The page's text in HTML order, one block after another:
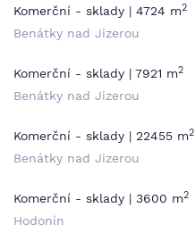
Komerční - sklady | 4724 m2
Benátky nad Jizerou
Komerční - sklady | 7921 m2
Benátky nad Jizerou
Komerční - sklady | 22455 m2
Benátky nad Jizerou
Komerční - sklady | 3600 m2
Hodonín